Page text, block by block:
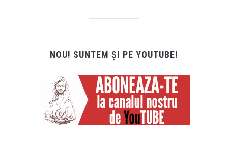
NOU! SUNTEM ȘI PE YOUTUBE!